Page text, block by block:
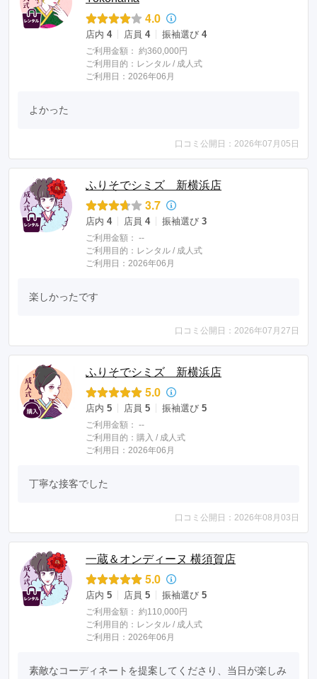
4.0
店内 4 店員 4 振袖選び 4
ご利用金額： 約360,000円
ご利用目的： レンタル / 成人式
ご利用日：2026年06月
よかった
口コミ公開日：2026年07月05日
ふりそでシミズ 新横浜店
3.7
店内 4 店員 4 振袖選び 3
ご利用金額： --
ご利用目的： レンタル / 成人式
ご利用日：2026年06月
楽しかったです
口コミ公開日：2026年07月27日
ふりそでシミズ 新横浜店
5.0
店内 5 店員 5 振袖選び 5
ご利用金額： --
ご利用目的： 購入 / 成人式
ご利用日：2026年06月
丁寧な接客でした
口コミ公開日：2026年08月03日
一蔵＆オンディーヌ 横須賀店
5.0
店内 5 店員 5 振袖選び 5
ご利用金額： 約110,000円
ご利用目的： レンタル / 成人式
ご利用日：2026年06月
素敵なコーディネートを提案してくださり、当日が楽しみ